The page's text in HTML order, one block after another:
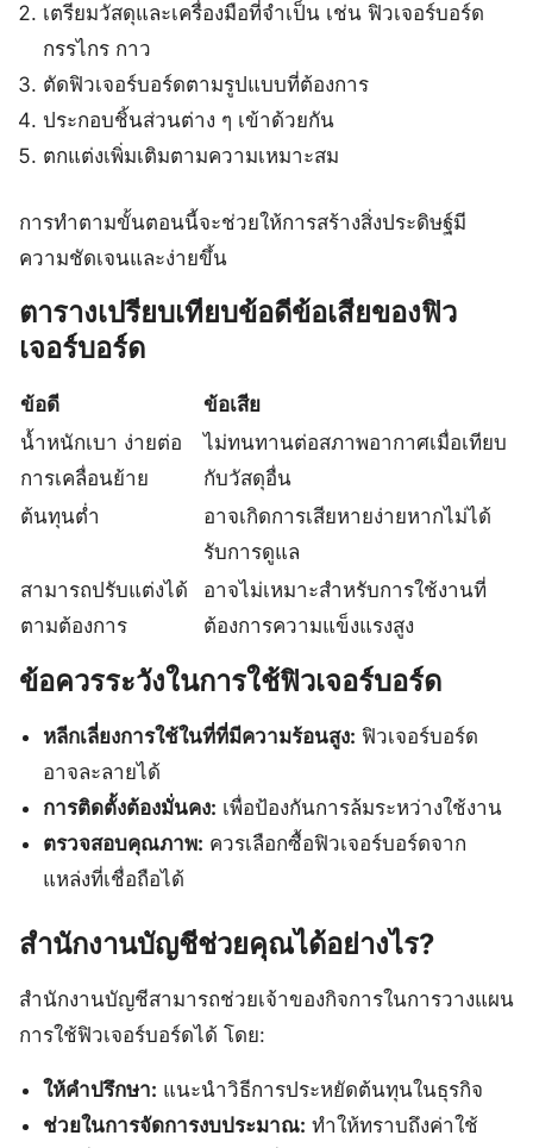
เตรียมวัสดุและเครื่องมือที่จำเป็น เช่น ฟิวเจอร์บอร์ด
กรรไกร กาว
ตัดฟิวเจอร์บอร์ดตามรูปแบบที่ต้องการ
ประกอบชิ้นส่วนต่าง ๆ เข้าด้วยกัน
ตกแต่งเพิ่มเติมตามความเหมาะสม
การทำตามขั้นตอนนี้จะช่วยให้การสร้างสิ่งประดิษฐ์มี
ความชัดเจนและง่ายขึ้น
ตารางเปรียบเทียบข้อดีข้อเสียของฟิว
เจอร์บอร์ด
ข้อดี
ข้อเสีย
น้ำหนักเบา ง่ายต่อ
การเคลื่อนย้าย
ไม่ทนทานต่อสภาพอากาศเมื่อเทียบ
กับวัสดุอื่น
ต้นทุนต่ำ
อาจเกิดการเสียหายง่ายหากไม่ได้
รับการดูแล
สามารถปรับแต่งได้
ตามต้องการ
อาจไม่เหมาะสำหรับการใช้งานที่
ต้องการความแข็งแรงสูง
ข้อควรระวังในการใช้ฟิวเจอร์บอร์ด
หลีกเลี่ยงการใช้ในที่ที่มีความร้อนสูง: ฟิวเจอร์บอร์ด
อาจละลายได้
การติดตั้งต้องมั่นคง: เพื่อป้องกันการล้มระหว่างใช้งาน
ตรวจสอบคุณภาพ: ควรเลือกซื้อฟิวเจอร์บอร์ดจาก
แหล่งที่เชื่อถือได้
สำนักงานบัญชีช่วยคุณได้อย่างไร?
สำนักงานบัญชีสามารถช่วยเจ้าของกิจการในการวางแผน
การใช้ฟิวเจอร์บอร์ดได้ โดย:
ให้คำปรึกษา: แนะนำวิธีการประหยัดต้นทุนในธุรกิจ
ช่วยในการจัดการงบประมาณ: ทำให้ทราบถึงค่าใช้